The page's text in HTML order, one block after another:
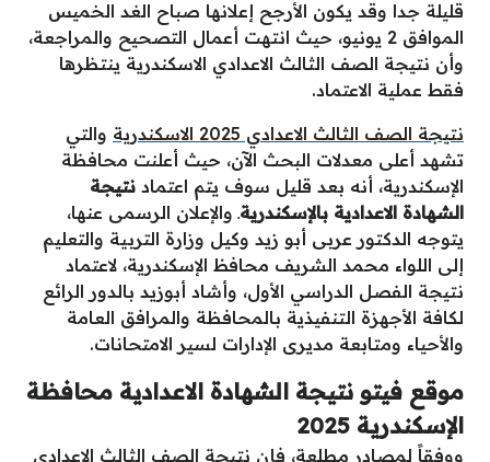
قليلة جدا وقد يكون الأرجح إعلانها صباح الغد الخميس
الموافق 2 يونيو، حيث انتهت أعمال التصحيح والمراجعة،
وأن نتيجة الصف الثالث الاعدادي الاسكندرية ينتظرها
فقط عملية الاعتماد.
نتيجة الصف الثالث الاعدادي 2025 الاسكندرية
والتي
تشهد أعلى معدلات البحث الآن، حيث أعلنت محافظة
الإسكندرية، أنه بعد قليل سوف يتم اعتماد نتيجة
الشهادة الاعدادية بالإسكندريةـ والإعلان الرسمى عنها،
يتوجه الدكتور عربى أبو زيد وكيل وزارة التربية والتعليم
إلى اللواء محمد الشريف محافظ الإسكندرية، لاعتماد
نتيجة الفصل الدراسي الأول، وأشاد أبوزيد بالدور الرائع
لكافة الأجهزة التنفيذية بالمحافظة والمرافق العامة
والأحياء ومتابعة مديرى الإدارات لسير الامتحانات.
موقع فيتو نتيجة الشهادة الاعدادية محافظة
الإسكندرية 2025
ووفقاً لمصادر مطلعة، فإن نتيجة الصف الثالث الإعدادي